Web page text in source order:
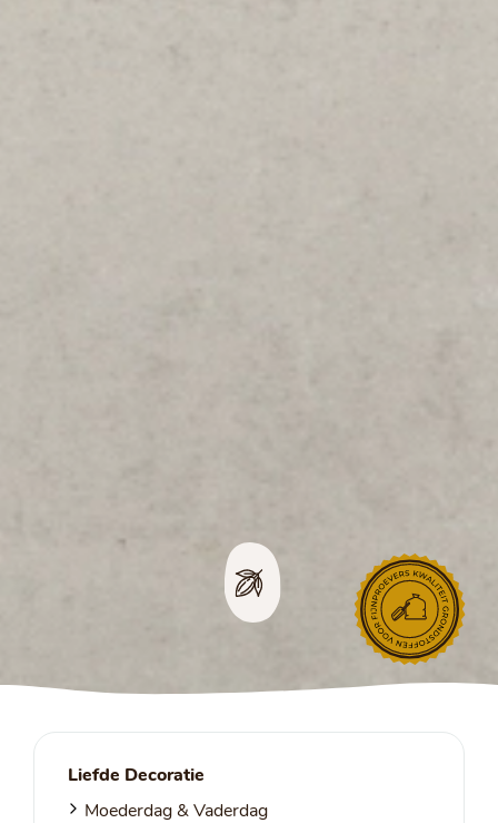
Liefde Decoratie
Moederdag & Vaderdag